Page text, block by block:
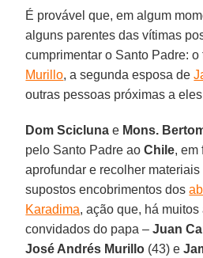
É provável que, em algum
alguns parentes das vítimas
cumprimentar o Santo Padre:
Murillo, a segunda esposa de
outras pessoas próximas a
Dom Scicluna e Mons.
pelo Santo Padre aoChile, em
aprofundar e recolher
supostos encobrimentos dos
Karadima, ação que, há muitos
convidados do papa –Juan
José Andrés Murillo (43) e